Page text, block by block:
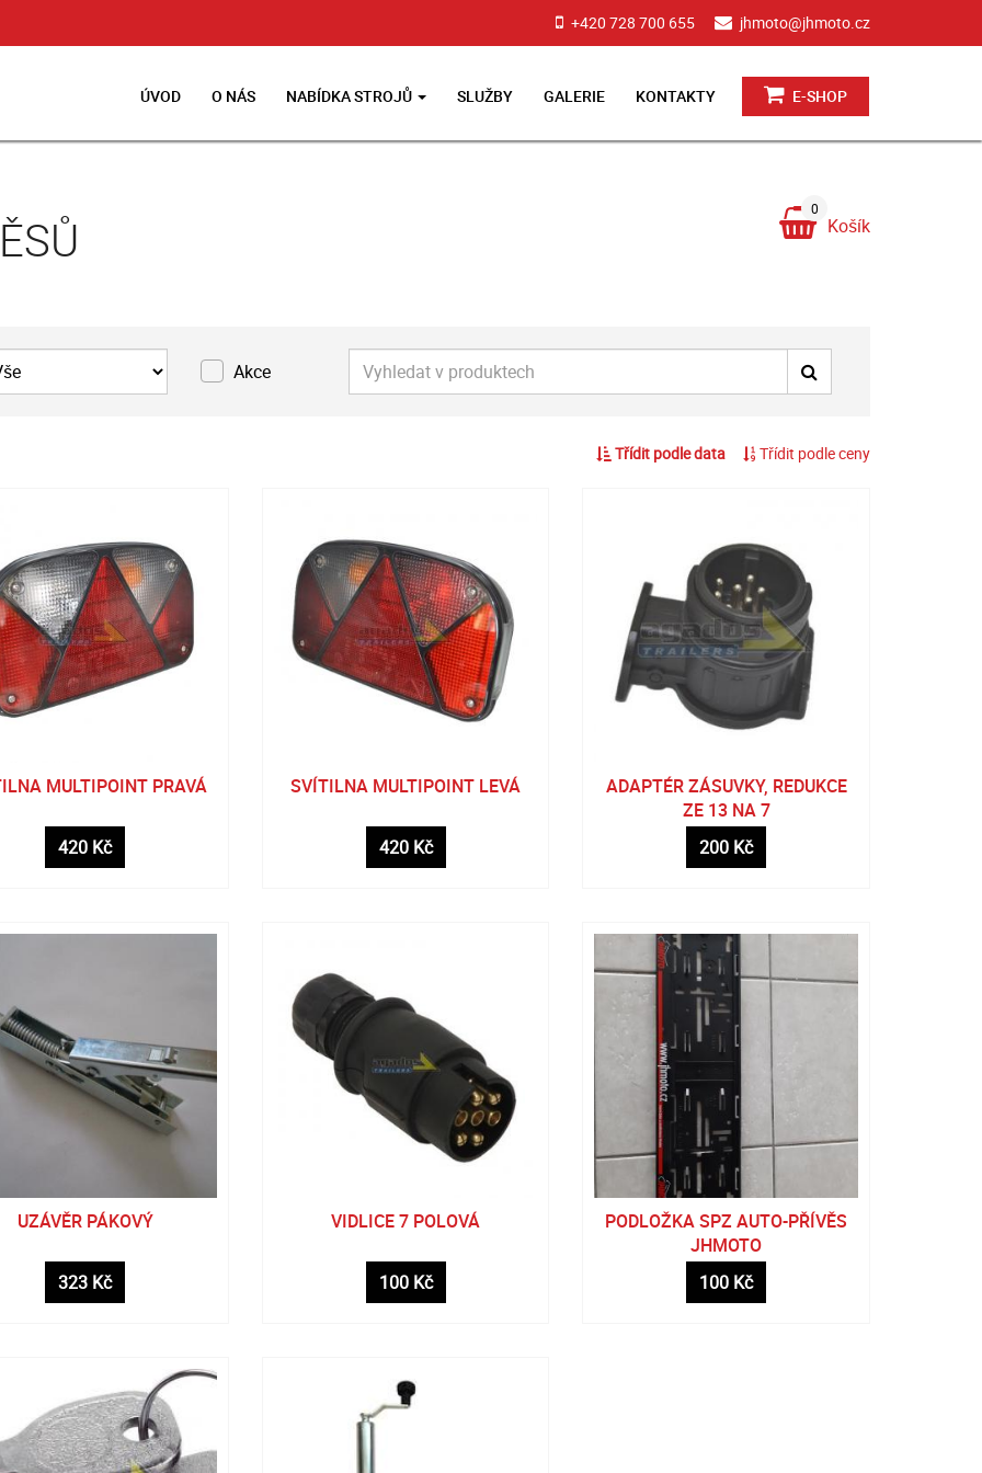
+420 728 700 655 jhmoto@jhmoto.cz
ÚVOD O NÁS NABÍDKA STROJŮ SLUŽBY GALERIE KONTAKTY E-SHOP
Košík
0
Akce
Třídit podle data Třídit podle ceny
MULTIPOINT PRAVÁ
420 Kč
SVÍTILNA MULTIPOINT LEVÁ
420 Kč
ADAPTÉR ZÁSUVKY, REDUKCE
ZE 13 NA 7
200 Kč
UZÁVĚR PÁKOVÝ
323 Kč
VIDLICE 7 POLOVÁ
100 Kč
PODLOŽKA SPZ AUTO-PŘÍVĚS
JHMOTO
100 Kč